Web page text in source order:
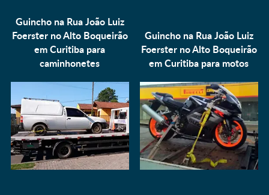
Guincho na Rua João Luiz
Foerster no Alto Boqueirão
em Curitiba para
caminhonetes
Guincho na Rua João Luiz
Foerster no Alto Boqueirão
em Curitiba para motos